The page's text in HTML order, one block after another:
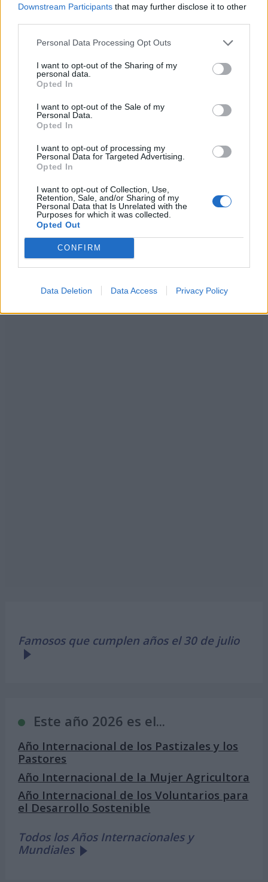
Downstream Participants that may further disclose it to other
Personal Data Processing Opt Outs
I want to opt-out of the Sharing of my
personal data.
Opted In
I want to opt-out of the Sale of my
Personal Data.
Opted In
I want to opt-out of processing my
Personal Data for Targeted Advertising.
Opted In
I want to opt-out of Collection, Use,
Retention, Sale, and/or Sharing of my
Personal Data that Is Unrelated with the
Purposes for which it was collected.
Opted Out
CONFIRM
Data Deletion Data Access Privacy Policy
campeonato de la Copa Mundial de Fútbol de
1930, tras derrotar al equipo de Argentina por 4
goles a 2.
30 de julio de 1789:
Parte de Cádiz (España) la expedición
Malaspina, una expedición político - científica
alrededor del mundo financiada por la Corona
estudiados por científicos actuales.
30 de julio de 1626:
Comienzan en París (Francia) las obras de
construcción de los edificios de la Universidad
de La Sorbona.
Efemérides de julio
Famosos que cumplen años el 30 de julio
Este año 2026 es el...
Año Internacional de los Pastizales y los
Pastores
Año Internacional de la Mujer Agricultora
Año Internacional de los Voluntarios para
el Desarrollo Sostenible
Todos los Años Internacionales y
Mundiales